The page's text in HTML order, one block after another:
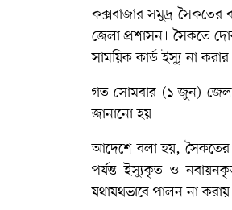
কক্সবাজার সমুদ্র সৈকতের
জেলা প্রশাসন। সৈকতে
সাময়িক কার্ড ইস্যু না করার
গত সোমবার (১ জুন) জেলা
জানানো হয়।
আদেশে বলা হয়, সৈকতের
পর্যন্ত ইস্যুকৃত ও
যথাযথভাবে পালন না করায়